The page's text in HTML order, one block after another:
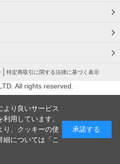
特定商取引に関する法律に基づく表示
All rights reserved.
より良いサービス
用しています。
り、クッキーの使
については「 こ
承諾する